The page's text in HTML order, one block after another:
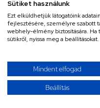
Sütiket használunk
Ezt elküldhetjük látogatóink
fejlesztésére, személyre szabott
webhely-élmény biztosítására.
sütikről, nyissa meg a beállításokat.
Mindent elfogad
Beállítás
eredeti (gyári) minőség•
Csak rendelésre, 15 vagy